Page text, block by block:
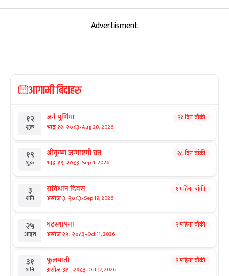
Advertisment
आगामी बिदाहरु
१२
शुक्र
जनै पूर्णिमा
भाद्र १२, २०८३-Aug 28, 2026
२१ दिन बाँकी
१९
शुक्र
श्रीकृष्ण जन्माष्टमी व्रत
भाद्र १९, २०८३-Sep 4, 2026
२८ दिन बाँकी
३
शनि
संविधान दिवस
असोज ३, २०८३-Sep 19, 2026
१ महिना बाँकी
२५
आइत
घटस्थापना
असोज २५, २०८३-Oct 11, 2026
२ महिना बाँकी
३१
शनि
फूलपाती
असोज ३१ , २०८३-Oct 17, 2026
२ महिना बाँकी